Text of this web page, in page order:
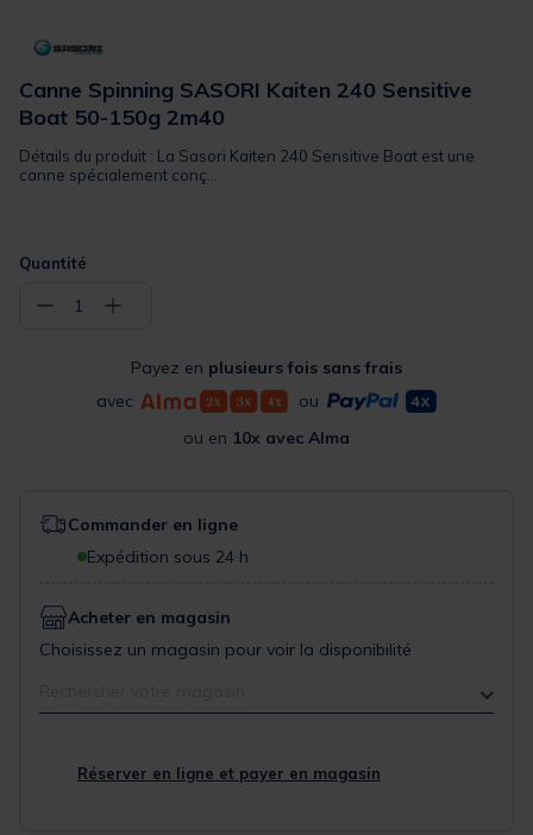
Canne Spinning SASORI Kaiten 240 Sensitive
Boat 50-150g 2m40
Détails du produit : La Sasori Kaiten 240 Sensitive Boat est une
canne spécialement conç...
Quantité
− 1 +
Payez en plusieurs fois sans frais
avec
ou
ou en 10x avec Alma
Commander en ligne
Expédition sous 24 h
Acheter en magasin
Choisissez un magasin pour voir la disponibilité
Réserver en ligne et payer en magasin